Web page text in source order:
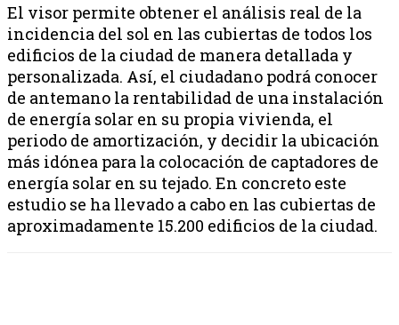
El visor permite obtener el análisis real de la
incidencia del sol en las cubiertas de todos los
edificios de la ciudad de manera detallada y
personalizada. Así, el ciudadano podrá conocer
de antemano la rentabilidad de una instalación
de energía solar en su propia vivienda, el
periodo de amortización, y decidir la ubicación
más idónea para la colocación de captadores de
energía solar en su tejado. En concreto este
estudio se ha llevado a cabo en las cubiertas de
aproximadamente 15.200 edificios de la ciudad.